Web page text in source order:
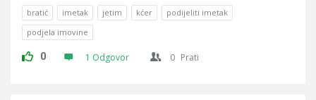
bratić imetak jetim kćer
podijeliti imetak
podjela imovine
0 1 Odgovor 0 Prati